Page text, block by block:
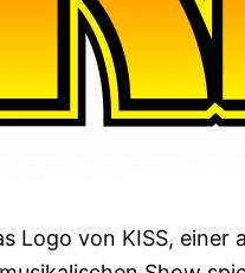
Logo von KISS,